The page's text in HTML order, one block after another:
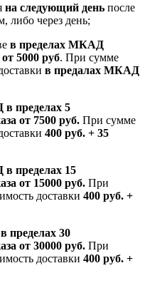
на следующий день после
, либо через день;
в пределах МКАД
от 5000 руб. При сумме
в предалах МКАД
в пределах 5
от 7500 руб. При сумме
400 руб. + 35
пределах 15
от 15000 руб. При
доставки 400 руб. +
пределах 30
от 30000 руб. При
доставки 400 руб. +